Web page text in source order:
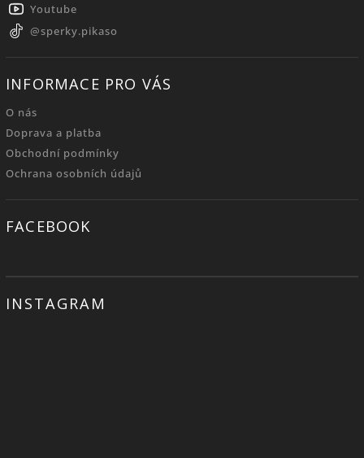
Youtube
@sperky.pikaso
INFORMACE PRO VÁS
O nás
Doprava a platba
Obchodní podmínky
Ochrana osobních údajů
FACEBOOK
INSTAGRAM